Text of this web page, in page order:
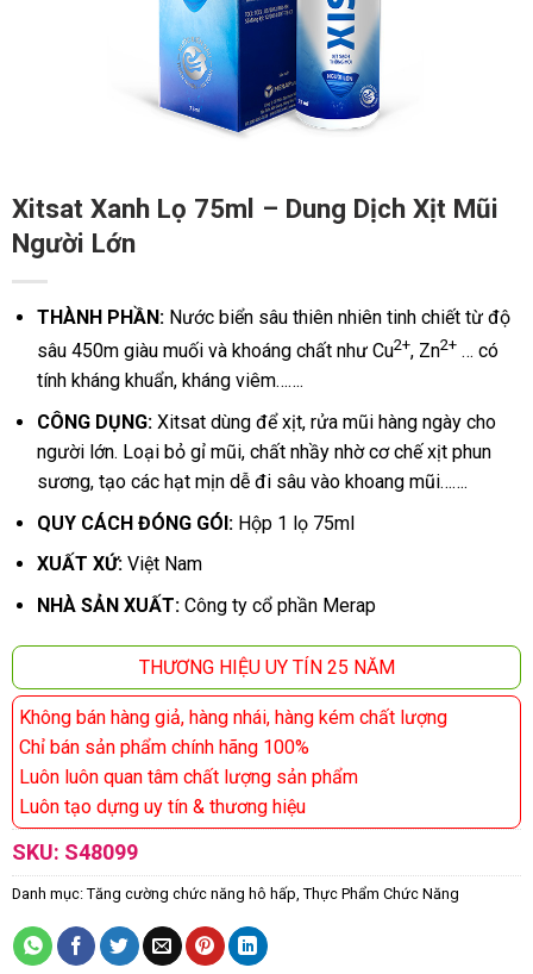
Xitsat Xanh Lọ 75ml – Dung Dịch Xịt Mũi
Người Lớn
THÀNH PHẦN: Nước biển sâu thiên nhiên tinh chiết từ độ
sâu 450m giàu muối và khoáng chất như Cu2+, Zn2+… có
tính kháng khuẩn, kháng viêm…….
CÔNG DỤNG: Xitsat dùng để xịt, rửa mũi hàng ngày cho
người lớn. Loại bỏ gỉ mũi, chất nhầy nhờ cơ chế xịt phun
sương, tạo các hạt mịn dễ đi sâu vào khoang mũi…….
QUY CÁCH ĐÓNG GÓI: Hộp 1 lọ 75ml
XUẤT XỨ: Việt Nam
NHÀ SẢN XUẤT: Công ty cổ phần Merap
THƯƠNG HIỆU UY TÍN 25 NĂM
Không bán hàng giả, hàng nhái, hàng kém chất lượng
Chỉ bán sản phẩm chính hãng 100%
Luôn luôn quan tâm chất lượng sản phẩm
Luôn tạo dựng uy tín & thương hiệu
SKU: S48099
Danh mục: Tăng cường chức năng hô hấp Thực Phẩm Chức Năng